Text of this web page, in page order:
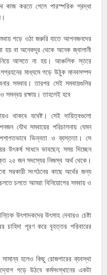
কাজ করতে গেলে পারস্পরিক শ্রদ্ধা
গড়ে ওঠা জরুরি যাতে আপনজনদের
হয় বা অনেকদূর থেকে অনেক জ্বালানী
নিয়ে আসতে না হয়। আঞ্চলিক স্তরে
মাধ্যমে গড়ে উঠুক মানবসম্পদ
সমবায়। তারপর সেই সমবায়গুলির
সমন্বয় রক্ষায়। তাহলেই হবে
থাকবে যথেষ্ট। সেই দায়িত্বগুলো
যৌথ সমবায়ের পরিচালনায় যেমন
ভিন্নতা ও ব্যস্ততা। সে
উৎকর্ষ সাধনে ভাবছেন; সময় দিচ্ছেন
২৫ জন সদস্যের নিজস্ব অর্থ থেকে।
সংগঠনের কাছে অর্থের জন্য
চলতে আমরা বিনিয়োগের সমবায় ও
উৎপাদকদের উৎসাহ দেবারও চেষ্টা
চাহিদা পূরণ করে বৃহত্তর পরিবারের
হলেও কিছু রোজগারের ব্যবস্থা
গড়ে উঠবে কর্মসংস্থানের একটা